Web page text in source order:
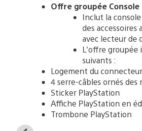
download
Offre groupée
Inclut la
des
avec lecteur de
L’offre
suivants :
Logement du
4 serre-câbles ornés
Sticker PlayStation
Affiche PlayStation en
Trombone PlayStation